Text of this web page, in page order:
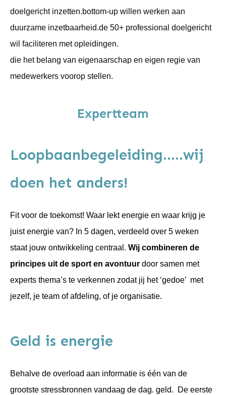
doelgericht inzetten.bottom-up willen werken aan
duurzame inzetbaarheid.de 50+ professional doelgericht
wil faciliteren met opleidingen.
die het belang van eigenaarschap en eigen regie van
medewerkers voorop stellen.
Expertteam
Loopbaanbegeleiding.....wij
doen het anders!
Fit voor de toekomst! Waar lekt energie en waar krijg je
juist energie van? In 5 dagen, verdeeld over 5 weken
staat jouw ontwikkeling centraal. Wij combineren de
principes uit de sport en avontuur door samen met
experts thema’s te verkennen zodat jij het ‘gedoe’ met
jezelf, je team of afdeling, of je organisatie.
Geld is energie
Behalve de overload aan informatie is één van de
grootste stressbronnen vandaag de dag. geld. De eerste